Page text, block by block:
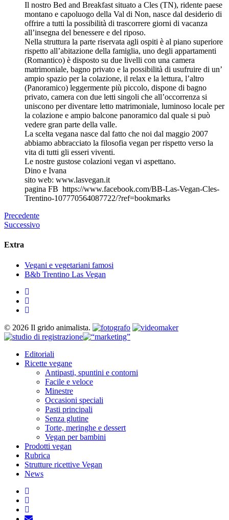
Il nostro Bed and Breakfast situato a Cles (TN), ridente paese
montano e capoluogo della Val di Non, nasce dal desiderio di
offrire a tutti la possibilità di trascorrere giorni di vacanza
all’insegna del benessere e del riposo.
Nella struttura la parte riservata agli ospiti è al piano superiore
rispetto all’abitazione della famiglia, uno degli appartamenti
(Romantico) è disposto su due livelli con una camera
matrimoniale, bagno privato e la possibilità di usufruire di un’
ampio spazio per la colazione, il relax e la lettura, l’altro
(Panoramico) leggermente più piccolo, dispone di bagno
privato, camera con due letti singoli che all’occorrenza si
uniscono per diventare letto matrimoniale, luminoso locale per
la colazione e ampio balcone panoramico dal quale si può
vedere gran parte della valle.
La scelta vegana nasce dal fatto che noi dal maggio 2007
abbiamo abbracciato la filosofia vegan per rispetto verso la
vita di tutti gli esseri viventi.
Le nostre gustose colazioni vegan vi aspettano.
Dino e Ivana
sito web: www.lasvegan.it
pagina FB https://www.facebook.com/BB-Las-Vegan-Cles-
Trentino-107770564087722/?ref=bookmarks
Precedente
Successivo
Extra
Vegani e vegetariani famosi
B&b Trentino Las Vegan
twitter
facebook
instagram
© 2026 Il grido animalista.
Close
Menu
Editoriali
Ricette vegane
Antipasti, spuntini e contorni
Facile e veloce
Minestre
Occasioni speciali
Pasti principali
Senza glutine
Torte, meringhe e dessert
Vegan per bambini
Prodotti vegan
Rubrica
Strutture ricettive Vegan
News
twitter
facebook
instagram
email